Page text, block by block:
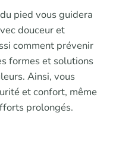
pied vous guidera
douceur et
comment prévenir
formes et solutions
Ainsi, vous
et confort, même
prolongés.